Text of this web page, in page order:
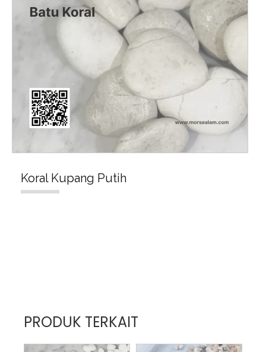
Koral Kupang Putih
PRODUK TERKAIT